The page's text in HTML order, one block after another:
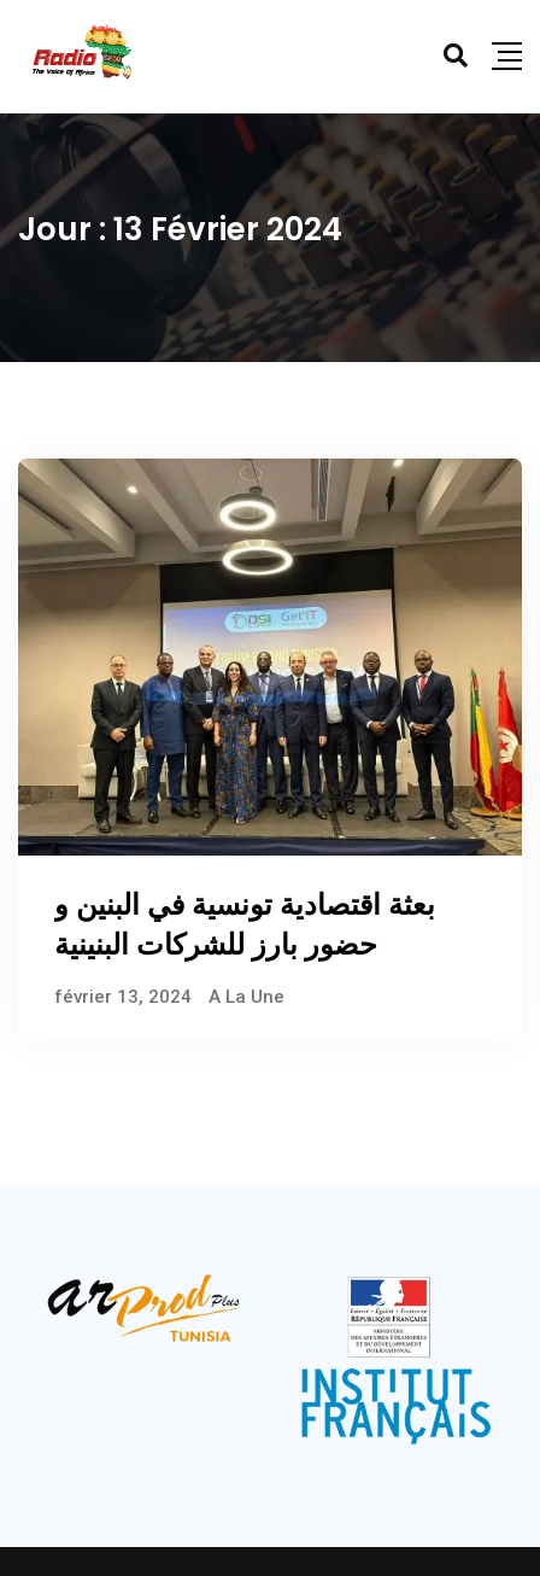
Jour :13 Février 2024
بعثة اقتصادية تونسية في البنين و
حضور بارز للشركات البنينية
février 13, 2024 A La Une